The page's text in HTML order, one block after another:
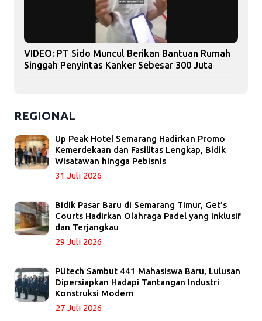
VIDEO: PT Sido Muncul Berikan Bantuan Rumah
Singgah Penyintas Kanker Sebesar 300 Juta
REGIONAL
Up Peak Hotel Semarang Hadirkan Promo
Kemerdekaan dan Fasilitas Lengkap, Bidik
Wisatawan hingga Pebisnis
31 Juli 2026
Bidik Pasar Baru di Semarang Timur, Get’s
Courts Hadirkan Olahraga Padel yang Inklusif
dan Terjangkau
29 Juli 2026
PUtech Sambut 441 Mahasiswa Baru, Lulusan
Dipersiapkan Hadapi Tantangan Industri
Konstruksi Modern
27 Juli 2026